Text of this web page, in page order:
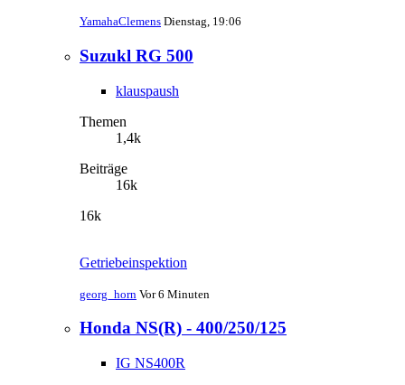
YamahaClemens Dienstag, 19:06
Suzukl RG 500
klauspaush
Themen
1,4k
Beiträge
16k
16k
Getriebeinspektion
georg_horn Vor 6 Minuten
Honda NS(R) - 400/250/125
IG NS400R